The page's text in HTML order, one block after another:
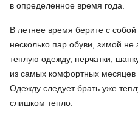
в определенное время года.
В летнее время берите с
несколько пар обуви, зимой не
теплую одежду, перчатки,
из самых комфортных месяцев
Одежду следует брать уже
слишком тепло.